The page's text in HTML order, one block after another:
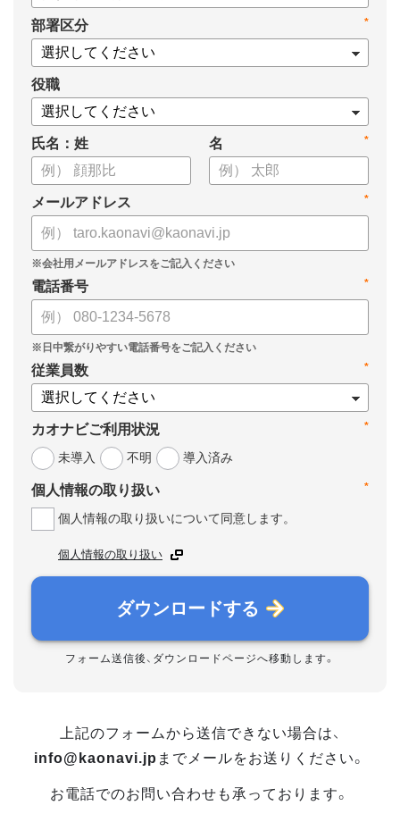
*
部署区分
役職
氏名：姓 *
名
*
メールアドレス
*
電話番号
*
従業員数
*
カオナビご利用状況
未導入
不明 導入済み
*
個人情報の取り扱い
個人情報の取り扱いについて同意します。
個人情報の取り扱い
ダウンロードする
フォーム送信後、ダウンロードページへ移動します。
上記のフォームから送信できない場合は、
info@kaonavi.jp までメールをお送りください。
お電話でのお問い合わせも承っております。